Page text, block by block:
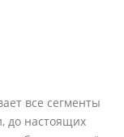
все сегменты
до настоящих